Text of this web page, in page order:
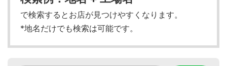
で検索するとお店が見つけやすくなります。
*地名だけでも検索は可能です。